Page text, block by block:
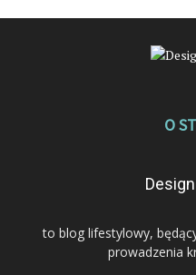
O
to blog lifestylowy,
prowadzenia